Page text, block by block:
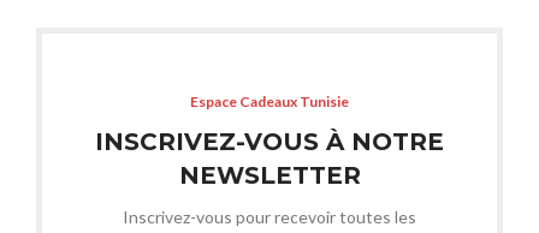
Espace Cadeaux Tunisie
INSCRIVEZ-VOUS À NOTRE
NEWSLETTER
Inscrivez-vous pour recevoir toutes les